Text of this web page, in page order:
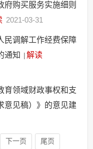
府购买服务实施细则
2021-03-31
民调解工作经费保障
通知 |解读
育领域财政事权和支
意见稿）》的意见建
下一页 尾页